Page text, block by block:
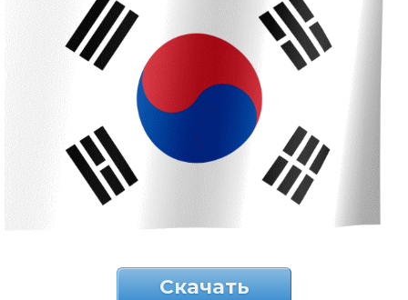
Скачать